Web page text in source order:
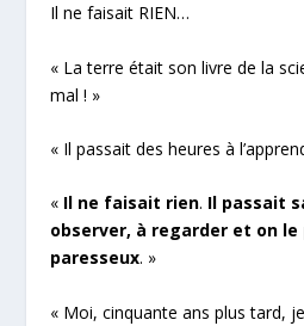
Il ne faisait RIEN…
« La terre était son livre de la
mal ! »
« Il passait des heures à
« Il ne faisait rien. Il passait
observer, à regarder et on
paresseux. »
« Moi, cinquante ans plus tard,